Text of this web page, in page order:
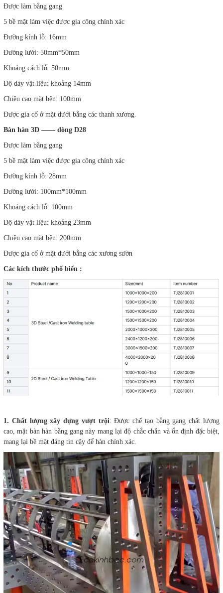
Được làm bằng gang
5 bề mặt làm việc được gia công chính xác
Đường kính lỗ: 16mm
Đường lưới: 50mm*50mm
Khoảng cách lỗ: 50mm
Độ dày vật liệu: khoảng 14mm
Chiều cao mặt bên: 100mm
Được gia cố ở mặt dưới bằng các thanh xương.
Bàn hàn 3D —— dòng D28
Được làm bằng gang
5 bề mặt làm việc được gia công chính xác
Đường kính lỗ: 28mm
Đường lưới: 100mm*100mm
Khoảng cách lỗ: 100mm
Độ dày vật liệu: khoảng 23mm
Chiều cao mặt bên: 200mm
Được gia cố ở mặt dưới bằng các xương sườn
Các kích thước phổ biến :
1. Chất lượng xây dựng vượt trội: Được chế tạo bằng gang chất lượng
cao, mặt bàn hàn bằng gang này mang lại độ chắc chắn và ổn định đặc biệt,
mang lại bề mặt đáng tin cậy để hàn chính xác.